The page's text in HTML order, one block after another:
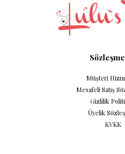
Müşteri
Mesafeli Satış
Gizlilik
Üyelik
KVKK